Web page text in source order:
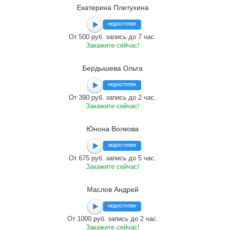
Екатерина Плетухина
НЕДОСТУПЕН
От 500 руб. запись до 7 час.
Закажите сейчас!
Бердышева Ольга
НЕДОСТУПЕН
От 390 руб. запись до 2 час.
Закажите сейчас!
Юнона Волкова
НЕДОСТУПЕН
От 675 руб. запись до 5 час.
Закажите сейчас!
Маслов Андрей
НЕДОСТУПЕН
От 1000 руб. запись до 2 час.
Закажите сейчас!